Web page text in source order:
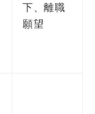
下、離職
願望